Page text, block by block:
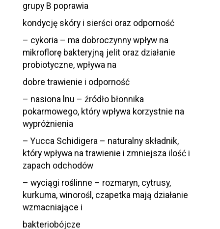
grupy B poprawia
kondycję skóry i sierści oraz odporność
– cykoria – ma dobroczynny wpływ na
mikroflorę bakteryjną jelit oraz działanie
probiotyczne, wpływa na
dobre trawienie i odporność
– nasiona lnu – źródło błonnika
pokarmowego, który wpływa korzystnie na
wypróżnienia
– Yucca Schidigera – naturalny składnik,
który wpływa na trawienie i zmniejsza ilość i
zapach odchodów
– wyciągi roślinne – rozmaryn, cytrusy,
kurkuma, winorośl, czapetka mają działanie
wzmacniające i
bakteriobójcze